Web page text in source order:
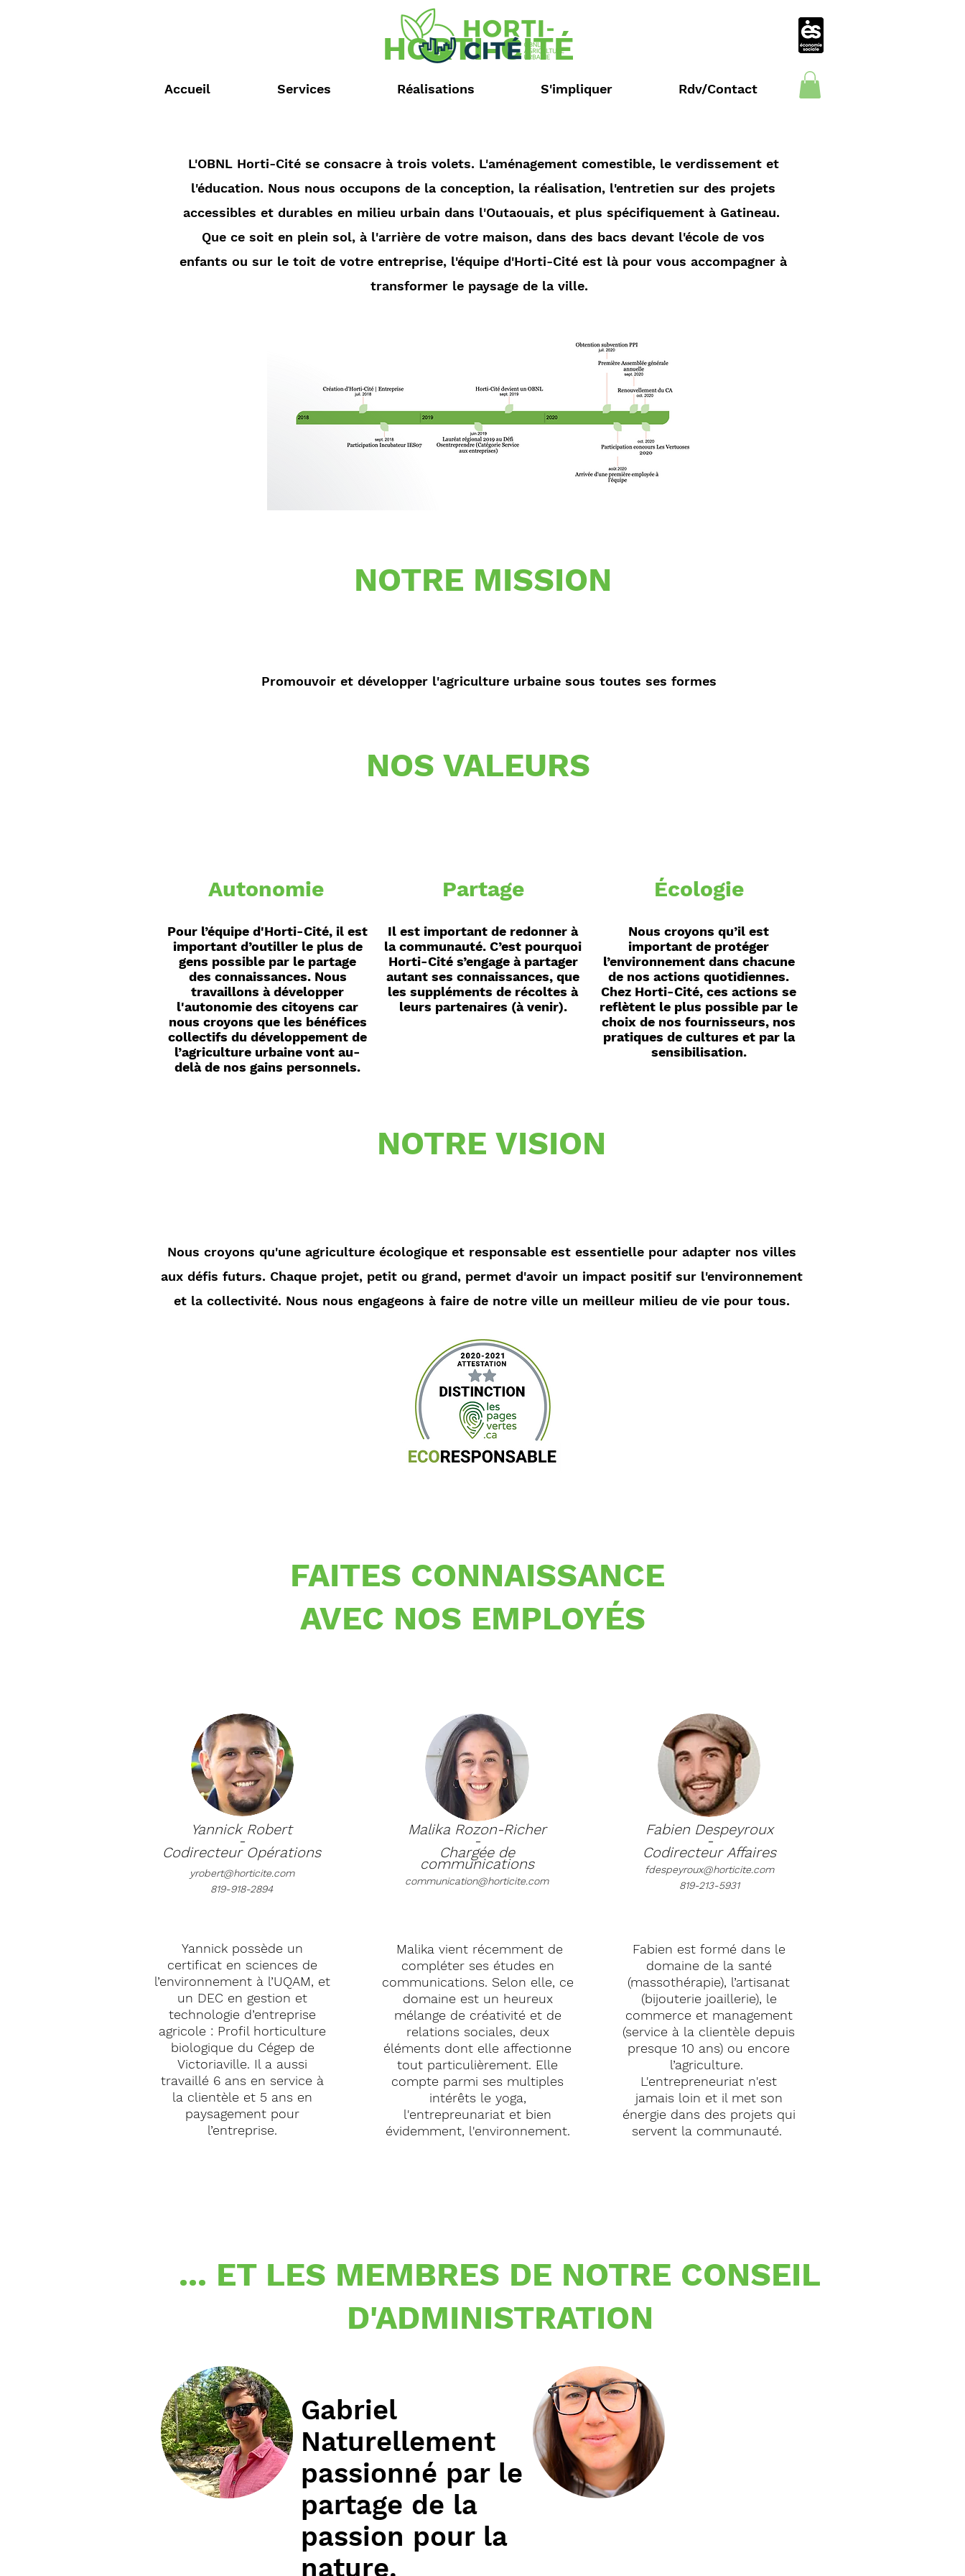
Accueil Services Réalisations S'impliquer Rdv/Contact
HORTI-CITÉ
L'OBNL Horti-Cité se consacre à trois volets. L'aménagement comestible, le verdissement et
l'éducation. Nous nous occupons de la conception, la réalisation, l'entretien sur des projets
accessibles et durables en milieu urbain dans l'Outaouais, et plus spécifiquement à Gatineau.
Que ce soit en plein sol, à l'arrière de votre maison, dans des bacs devant l'école de vos
enfants ou sur le toit de votre entreprise, l'équipe d'Horti-Cité est là pour vous accompagner à
transformer le paysage de la ville.
NOTRE MISSION
Promouvoir et développer l'agriculture urbaine sous toutes ses formes
NOS VALEURS
Autonomie
Pour l’équipe d'Horti-Cité, il est
important d’outiller le plus de
gens possible par le partage
des connaissances. Nous
travaillons à développer
l'autonomie des citoyens car
nous croyons que les bénéfices
collectifs du développement de
l’agriculture urbaine vont au-
delà de nos gains personnels.
Partage
Il est important de redonner à
la communauté. C’est pourquoi
Horti-Cité s’engage à partager
autant ses connaissances, que
les suppléments de récoltes à
leurs partenaires (à venir).
Écologie
Nous croyons qu’il est
important de protéger
l’environnement dans chacune
de nos actions quotidiennes.
Chez Horti-Cité, ces actions se
reflètent le plus possible par le
choix de nos fournisseurs, nos
pratiques de cultures et par la
sensibilisation.
NOTRE VISION
Nous croyons qu'une agriculture écologique et responsable est essentielle pour adapter nos villes
aux défis futurs. Chaque projet, petit ou grand, permet d'avoir un impact positif sur l'environnement
et la collectivité. Nous nous engageons à faire de notre ville un meilleur milieu de vie pour tous.
FAITES CONNAISSANCE
AVEC NOS EMPLOYÉS
Yannick Robert
-
Codirecteur Opérations
yrobert@horticite.com
819-918-2894
Yannick possède un
certificat en sciences de
l’environnement à l’UQAM, et
un DEC en gestion et
technologie d’entreprise
agricole : Profil horticulture
biologique du Cégep de
Victoriaville. Il a aussi
travaillé 6 ans en service à
la clientèle et 5 ans en
paysagement pour
l’entreprise.
Malika Rozon-Richer
-
Chargée de
communications
communication@horticite.com
Malika vient récemment de
compléter ses études en
communications. Selon elle, ce
domaine est un heureux
mélange de créativité et de
relations sociales, deux
éléments dont elle affectionne
tout particulièrement. Elle
compte parmi ses multiples
intérêts le yoga,
l'entrepreunariat et bien
évidemment, l'environnement.
Fabien Despeyroux
-
CodirecteurAffaires
fdespeyroux@horticite.com
819-213-5931
Fabien est formé dans le
domaine de la santé
(massothérapie), l’artisanat
(bijouterie joaillerie), le
commerce et management
(service à la clientèle depuis
presque 10 ans) ou encore
l’agriculture.
L'entrepreneuriat n'est
jamais loin et il met son
énergie dans des projets qui
servent la communauté.
... ET LES MEMBRES DE NOTRE CONSEIL
D'ADMINISTRATION
Gabriel
Naturellement
passionné par le
partage de la
passion pour la
nature.